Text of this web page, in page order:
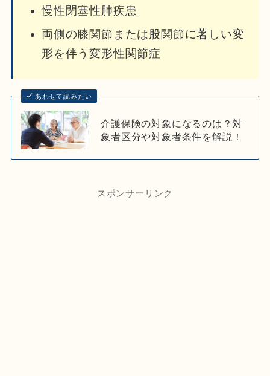
慢性閉塞性肺疾患
両側の膝関節または股関節に著しい変
形を伴う変形性関節症
あわせて読みたい
介護保険の対象になるのは？対
象者区分や対象者条件を解説！
スポンサーリンク